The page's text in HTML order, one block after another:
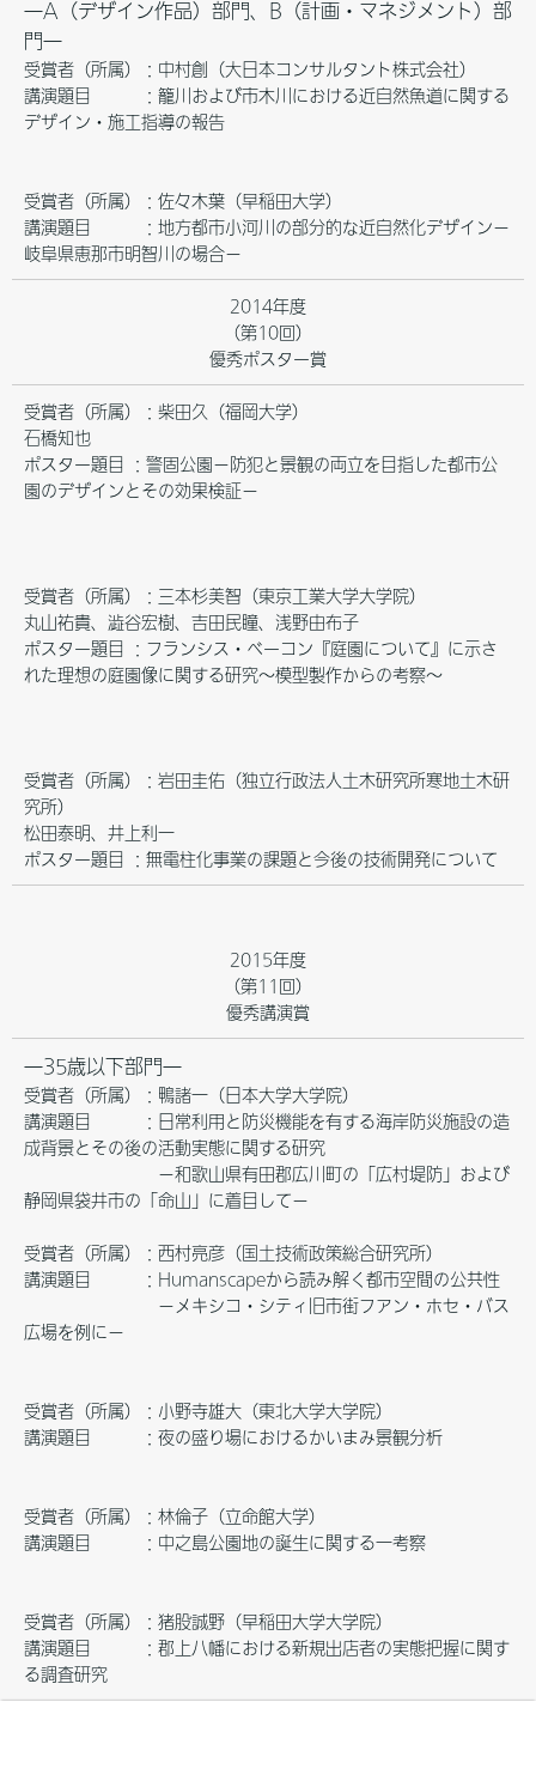
―A（デザイン作品）部門、B（計画・マネジメント）部
門―
受賞者（所属）：中村創（大日本コンサルタント株式会社）
講演題目 ：籠川および市木川における近自然魚道に関する
デザイン・施工指導の報告
受賞者（所属）：佐々木葉（早稲田大学）
講演題目 ：地方都市小河川の部分的な近自然化デザイン－
岐阜県恵那市明智川の場合－
2014年度
（第10回）
優秀ポスター賞
受賞者（所属）：柴田久（福岡大学）
石橋知也
ポスター題目 ：警固公園－防犯と景観の両立を目指した都市公
園のデザインとその効果検証－
受賞者（所属）：三本杉美智（東京工業大学大学院）
丸山祐貴、澁谷宏樹、吉田民瞳、浅野由布子
ポスター題目 ：フランシス・ベーコン『庭園について』に示さ
れた理想の庭園像に関する研究～模型製作からの考察～
受賞者（所属）：岩田圭佑（独立行政法人土木研究所寒地土木研
究所）
松田泰明、井上利一
ポスター題目 ：無電柱化事業の課題と今後の技術開発について
2015年度
（第11回）
優秀講演賞
―35歳以下部門―
受賞者（所属）：鴨諸一（日本大学大学院）
講演題目 ：日常利用と防災機能を有する海岸防災施設の造
成背景とその後の活動実態に関する研究
－和歌山県有田郡広川町の「広村堤防」および
静岡県袋井市の「命山」に着目して－
受賞者（所属）：西村亮彦（国土技術政策総合研究所）
講演題目 ：Humanscapeから読み解く都市空間の公共性
－メキシコ・シティ旧市街フアン・ホセ・バス
広場を例に－
受賞者（所属）：小野寺雄大（東北大学大学院）
講演題目 ：夜の盛り場におけるかいまみ景観分析
受賞者（所属）：林倫子（立命館大学）
講演題目 ：中之島公園地の誕生に関する一考察
受賞者（所属）：猪股誠野（早稲田大学大学院）
講演題目 ：郡上八幡における新規出店者の実態把握に関す
る調査研究